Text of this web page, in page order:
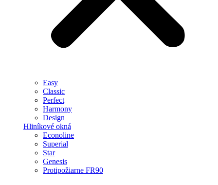
Easy
Classic
Perfect
Harmony
Design
Hliníkové okná
Econoline
Superial
Star
Genesis
Protipožiarne FR90